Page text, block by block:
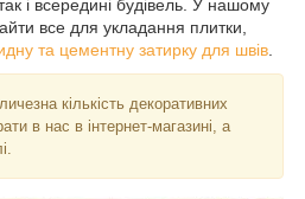
і всередині будівель. У нашому
все для укладання плитки,
та цементну затирку для швів.
кількість декоративних
в нас в інтернет-магазині, а